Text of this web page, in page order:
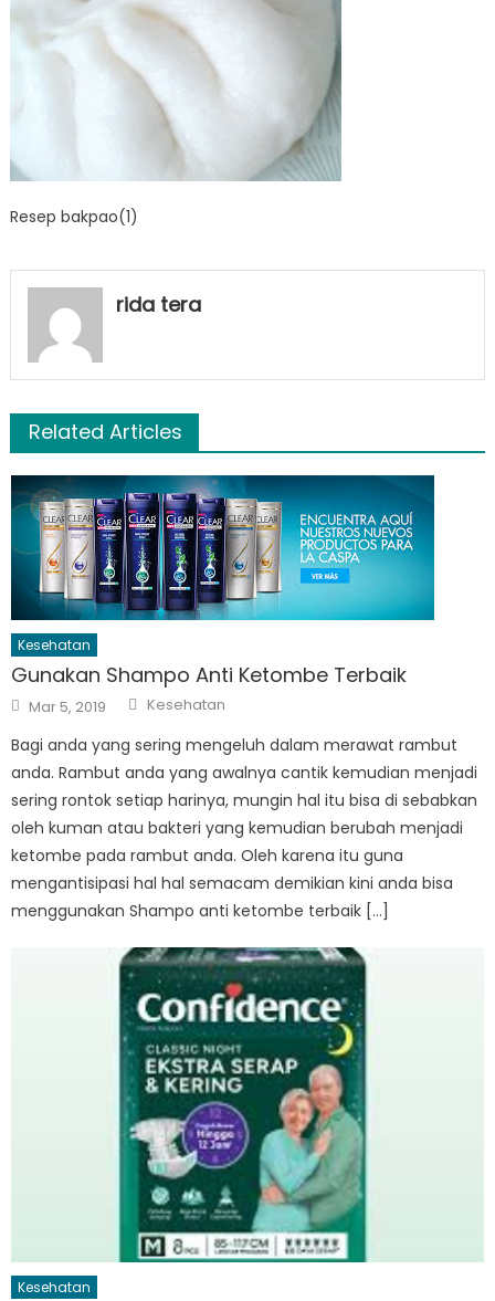
Resep bakpao(1)
rida tera
Related Articles
Kesehatan
Gunakan Shampo Anti Ketombe Terbaik
Posted
on
Mar 5, 2019 Author
Kesehatan
Bagi anda yang sering mengeluh dalam merawat rambut
anda. Rambut anda yang awalnya cantik kemudian menjadi
sering rontok setiap harinya, mungin hal itu bisa di sebabkan
oleh kuman atau bakteri yang kemudian berubah menjadi
ketombe pada rambut anda. Oleh karena itu guna
mengantisipasi hal hal semacam demikian kini anda bisa
menggunakan Shampo anti ketombe terbaik […]
Kesehatan